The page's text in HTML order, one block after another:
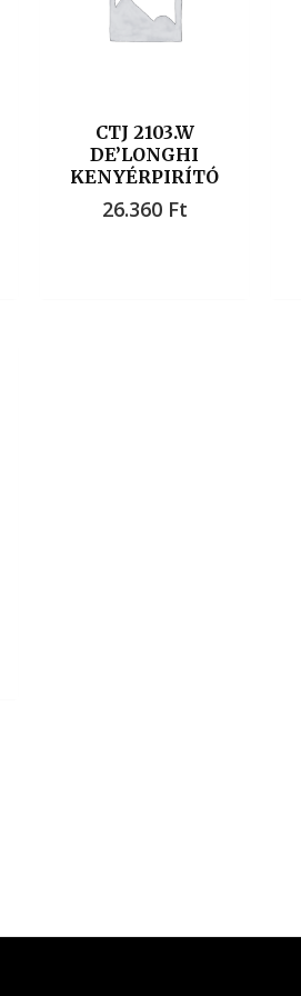
CTJ 2103.W
DE’LONGHI
KENYÉRPIRÍTÓ
26.360 Ft